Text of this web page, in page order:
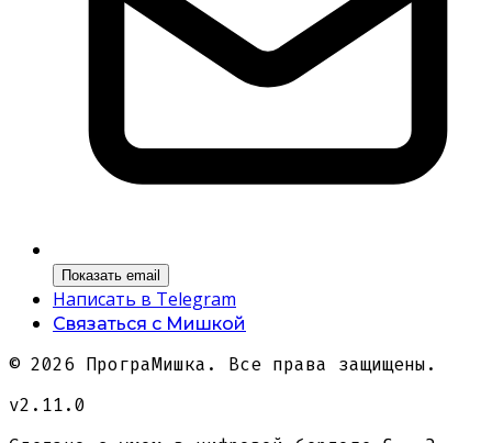
Показать email
Написать в Telegram
Связаться с Мишкой
© 2026 ПрограМишка. Все права защищены.
v2.11.0